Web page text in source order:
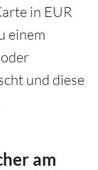
in EUR
einem
und diese
am